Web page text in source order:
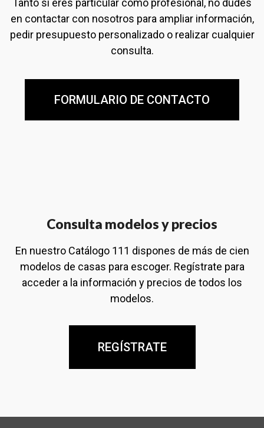
Tanto si eres particular como profesional, no dudes
en contactar con nosotros para ampliar información,
pedir presupuesto personalizado o realizar cualquier
consulta.
FORMULARIO DE CONTACTO
Consulta modelos y precios
En nuestro Catálogo 111 dispones de más de cien
modelos de casas para escoger. Regístrate para
acceder a la información y precios de todos los
modelos.
REGÍSTRATE